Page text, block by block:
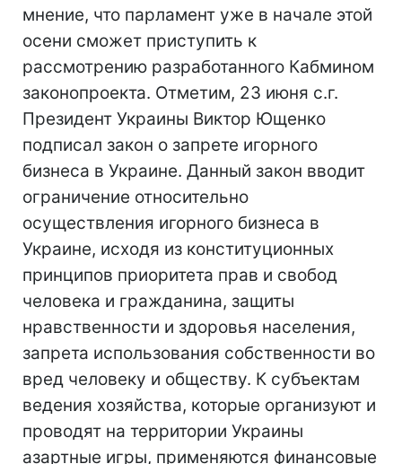
мнение, что парламент уже в начале этой
осени сможет приступить к
рассмотрению разработанного Кабмином
законопроекта. Отметим, 23 июня с.г.
Президент Украины Виктор Ющенко
подписал закон о запрете игорного
бизнеса в Украине. Данный закон вводит
ограничение относительно
осуществления игорного бизнеса в
Украине, исходя из конституционных
принципов приоритета прав и свобод
человека и гражданина, защиты
нравственности и здоровья населения,
запрета использования собственности во
вред человеку и обществу. К субъектам
ведения хозяйства, которые организуют и
проводят на территории Украины
азартные игры, применяются финансовые